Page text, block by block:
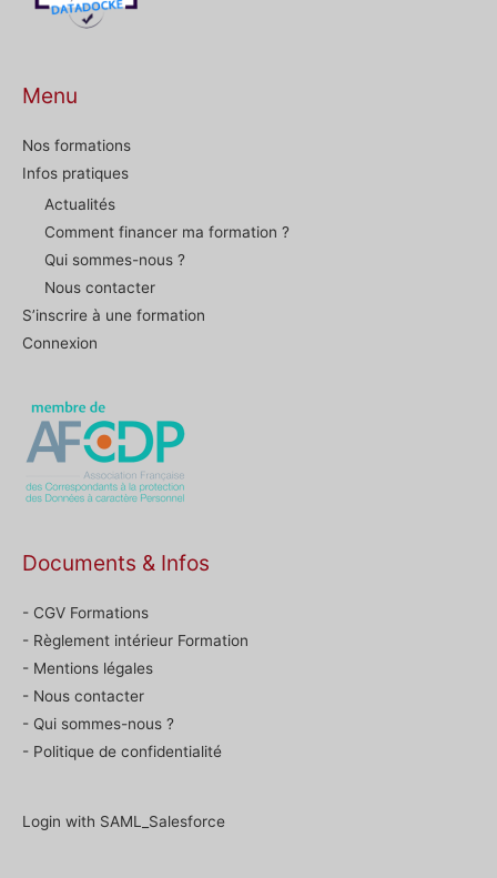
Menu
Nos formations
Infos pratiques
Actualités
Comment financer ma formation ?
Qui sommes-nous ?
Nous contacter
S’inscrire à une formation
Connexion
Documents & Infos
- CGV Formations
- Règlement intérieur Formation
- Mentions légales
- Nous contacter
- Qui sommes-nous ?
- Politique de confidentialité
Login with SAML_Salesforce